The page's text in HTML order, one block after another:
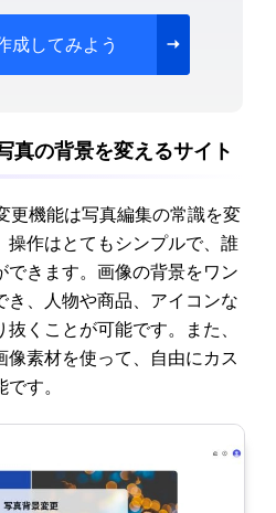
成してみよう
の背景を変えるサイト
機能は写真編集の常識を変
操作はとてもシンプルで、誰
できます。画像の背景をワン
き、人物や商品、アイコンな
くことが可能です。また、
素材を使って、自由にカス
す。